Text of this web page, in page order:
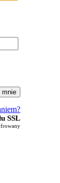
SSL